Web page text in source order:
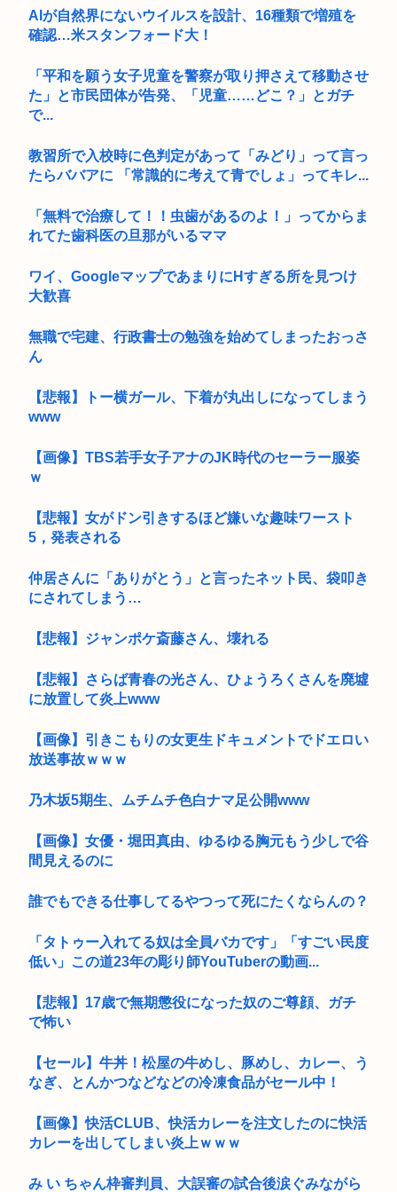
AIが自然界にないウイルスを設計、16種類で増殖を
確認…米スタンフォード大！
「平和を願う女子児童を警察が取り押さえて移動させ
た」と市民団体が告発、「児童……どこ？」とガチ
で...
教習所で入校時に色判定があって「みどり」って言っ
たらババアに 「常識的に考えて青でしょ」ってキレ...
「無料で治療して！！虫歯があるのよ！」ってからま
れてた歯科医の旦那がいるママ
ワイ、GoogleマップであまりにΗすぎる所を見つけ
大歓喜
無職で宅建、行政書士の勉強を始めてしまったおっさ
ん
【悲報】トー横ガール、下着が丸出しになってしまう
www
【画像】TBS若手女子アナのJK時代のセーラー服姿
ｗ
【悲報】女がドン引きするほど嫌いな趣味ワースト
5，発表される
仲居さんに「ありがとう」と言ったネット民、袋叩き
にされてしまう…
【悲報】ジャンポケ斎藤さん、壊れる
【悲報】さらば青春の光さん、ひょうろくさんを廃墟
に放置して炎上www
【画像】引きこもりの女更生ドキュメントでドエロい
放送事故ｗｗｗ
乃木坂5期生、ムチムチ色白ナマ足公開www
【画像】女優・堀田真由、ゆるゆる胸元もう少しで谷
間見えるのに
誰でもできる仕事してるやつって死にたくならんの？
「タトゥー入れてる奴は全員バカです」「すごい民度
低い」この道23年の彫り師YouTuberの動画...
【悲報】17歳で無期懲役になった奴のご尊顔、ガチ
で怖い
【セール】牛丼！松屋の牛めし、豚めし、カレー、う
なぎ、とんかつなどなどの冷凍食品がセール中！
【画像】快活CLUB、快活カレーを注文したのに快活
カレーを出してしまい炎上ｗｗｗ
み い ちゃん枠審判員、大誤審の試合後涙ぐみながら